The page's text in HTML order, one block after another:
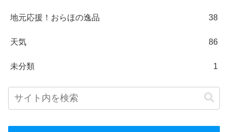
地元応援！おらほの逸品 38
天気 86
未分類 1